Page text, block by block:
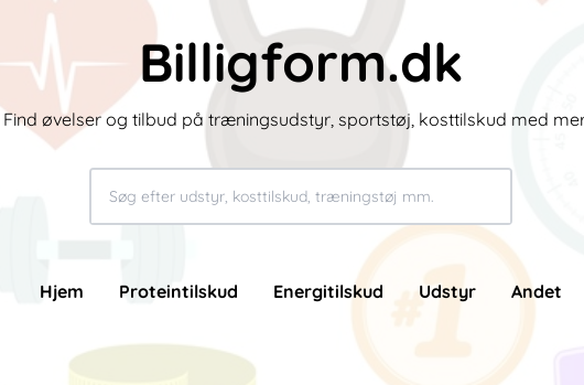
Billigform.dk
Find øvelser og tilbud på træningsudstyr, sportstøj, kosttilskud med
Hjem Proteintilskud Energitilskud Udstyr Andet